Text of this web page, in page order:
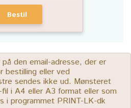
Bestil
den email-adresse, der er
bestilling eller ved
sendes ikke ud. Mønsteret
i A4 eller A3 format eller som
i programmet PRINT-LK-dk